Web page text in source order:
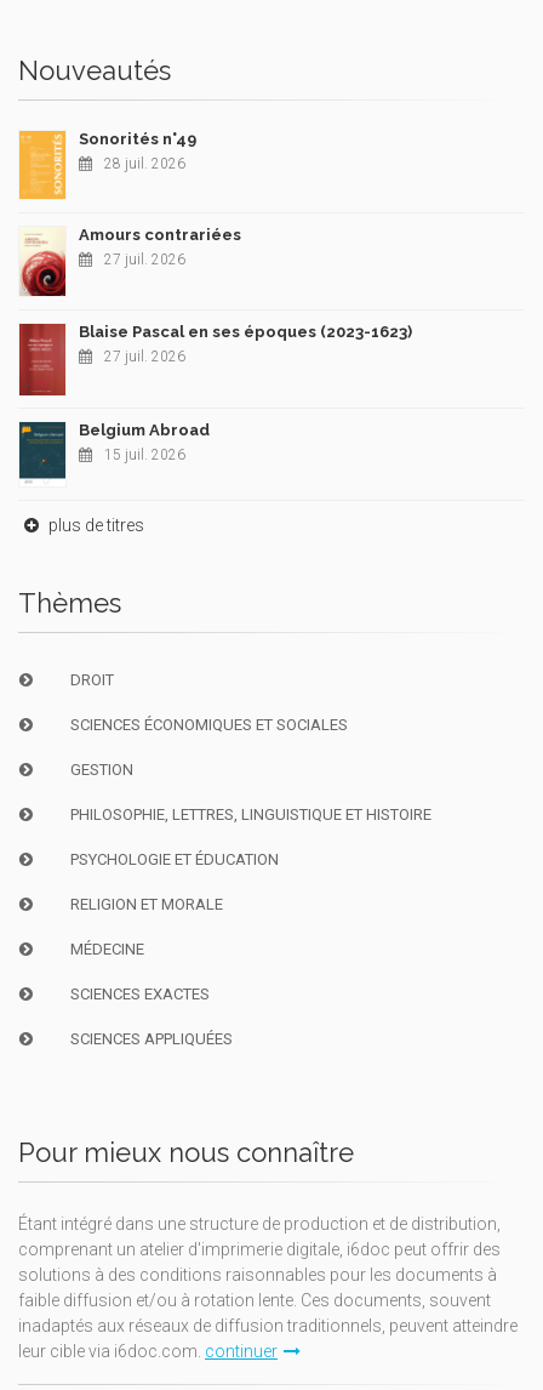
Nouveautés
Sonorités n°49
28 juil. 2026
Amours contrariées
27 juil. 2026
Blaise Pascal en ses époques (2023-1623)
27 juil. 2026
Belgium Abroad
15 juil. 2026
plus de titres
Thèmes
DROIT
SCIENCES ÉCONOMIQUES ET SOCIALES
GESTION
PHILOSOPHIE, LETTRES, LINGUISTIQUE ET HISTOIRE
PSYCHOLOGIE ET ÉDUCATION
RELIGION ET MORALE
MÉDECINE
SCIENCES EXACTES
SCIENCES APPLIQUÉES
Pour mieux nous connaître
Étant intégré dans une structure de production et de distribution,
comprenant un atelier d'imprimerie digitale, i6doc peut offrir des
solutions à des conditions raisonnables pour les documents à
faible diffusion et/ou à rotation lente. Ces documents, souvent
inadaptés aux réseaux de diffusion traditionnels, peuvent atteindre
leur cible via i6doc.com. continuer